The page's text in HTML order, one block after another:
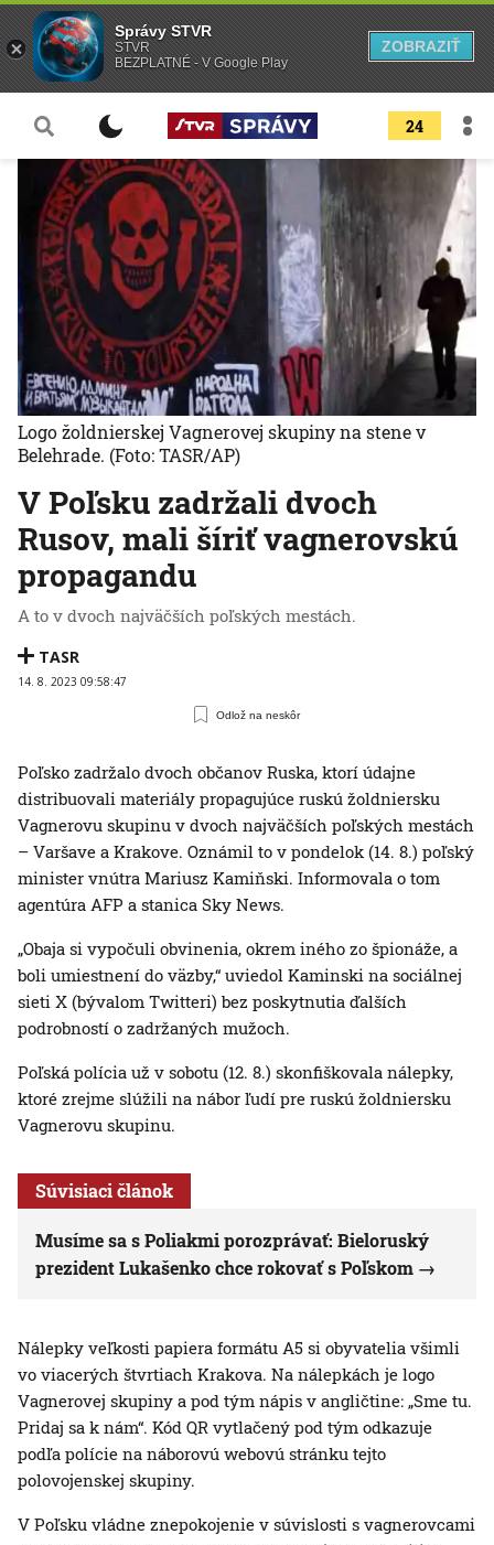
24
V Poľsku zadržali dvoch
Rusov, mali šíriť vagnerovskú
propagandu
A to v dvoch najväčších poľských mestách.
TASR
14. 8. 2023 09:58:47
Odlož na neskôr
Logo žoldnierskej Vagnerovej skupiny na stene v
Belehrade. (Foto: TASR/AP)
Poľsko zadržalo dvoch občanov Ruska, ktorí údajne
distribuovali materiály propagujúce ruskú žoldniersku
Vagnerovu skupinu v dvoch najväčších poľských mestách
– Varšave a Krakove. Oznámil to v pondelok (14. 8.) poľský
minister vnútra Mariusz Kamiňski. Informovala o tom
agentúra AFP a stanica Sky News.
„Obaja si vypočuli obvinenia, okrem iného zo špionáže, a
boli umiestnení do väzby,“ uviedol Kaminski na sociálnej
sieti X (bývalom Twitteri) bez poskytnutia ďalších
podrobností o zadržaných mužoch.
Poľská polícia už v sobotu (12. 8.) skonfiškovala nálepky,
ktoré zrejme slúžili na nábor ľudí pre ruskú žoldniersku
Vagnerovu skupinu.
Súvisiaci článok
Musíme sa s Poliakmi porozprávať: Bieloruský
prezident Lukašenko chce rokovať s Poľskom
Nálepky veľkosti papiera formátu A5 si obyvatelia všimli
vo viacerých štvrtiach Krakova. Na nálepkách je logo
Vagnerovej skupiny a pod tým nápis v angličtine: „Sme tu.
Pridaj sa k nám“. Kód QR vytlačený pod tým odkazuje
podľa polície na náborovú webovú stránku tejto
polovojenskej skupiny.
V Poľsku vládne znepokojenie v súvislosti s vagnerovcami
Správy STVR
STVR
BEZPLATNÉ - V Google Play
ZOBRAZIŤ